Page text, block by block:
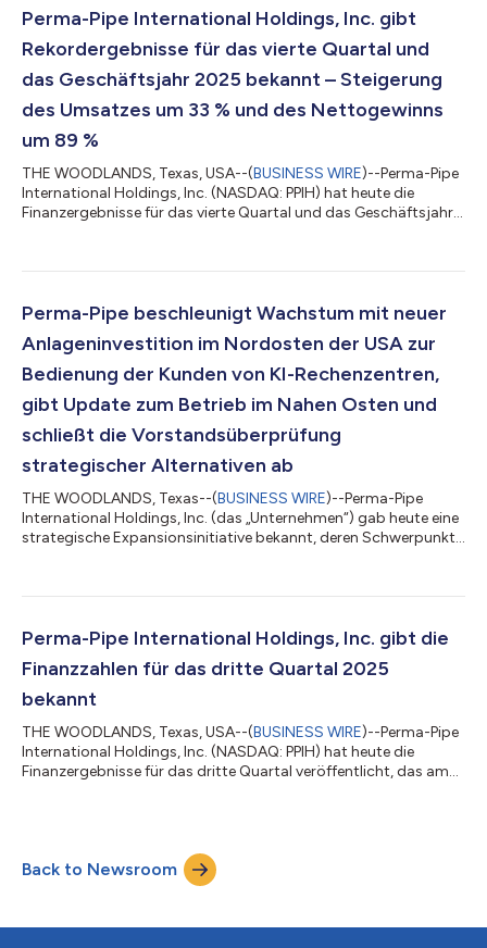
Perma-Pipe International Holdings, Inc. gibt
Rekordergebnisse für das vierte Quartal und
das Geschäftsjahr 2025 bekannt – Steigerung
des Umsatzes um 33 % und des Nettogewinns
um 89 %
THE WOODLANDS, Texas, USA--(BUSINESS WIRE)--Perma-Pipe
International Holdings, Inc. (NASDAQ: PPIH) hat heute die
Finanzergebnisse für das vierte Quartal und das Geschäftsjahr
Nettoumsatz auf 55,1 Mio. US-Dollar – ein Anstieg von 10,1 Mio.
Vorjahresquartal. Das Plus ist das Ergebnis höherer
Absatzmengen im Nahen Osten und...
Perma-Pipe beschleunigt Wachstum mit neuer
Anlageninvestition im Nordosten der USA zur
Bedienung der Kunden von KI-Rechenzentren,
gibt Update zum Betrieb im Nahen Osten und
schließt die Vorstandsüberprüfung
strategischer Alternativen ab
THE WOODLANDS, Texas--(BUSINESS WIRE)--Perma-Pipe
International Holdings, Inc. (das „Unternehmen“) gab heute eine
strategische Expansionsinitiative bekannt, deren Schwerpunkt
positioniert sich, um den sich rasch ausweitenden Markt der KI-
Welt zu nutzen, und baut weiterhin seine Führungsposition im
Hinblick auf kritische Inf...
Perma-Pipe International Holdings, Inc. gibt die
Finanzzahlen für das dritte Quartal 2025
bekannt
THE WOODLANDS, Texas, USA--(BUSINESS WIRE)--Perma-Pipe
International Holdings, Inc. (NASDAQ: PPIH) hat heute die
Finanzergebnisse für das dritte Quartal veröffentlicht, das am
gegenüber 41,6 Millionen US-Dollar im Vorjahresquartal. Das
Plus ist das Ergebnis höherer Absatzmengen im Nahen Osten
Back to Newsroom